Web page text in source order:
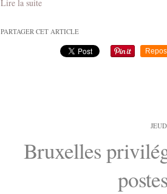
Lire la suite
PARTAGER CET ARTICLE
Bruxelles